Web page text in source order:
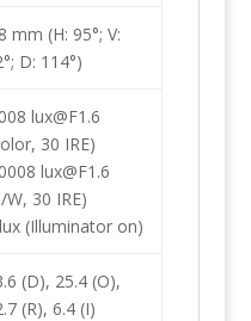
mm (H: 95°; V:
D: 114°)
lux@F1.6
30 IRE)
lux@F1.6
W, 30 IRE)
(Illuminator on)
(D), 25.4 (O),
(R), 6.4 (I)